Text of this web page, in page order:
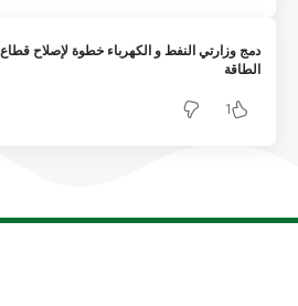
دمج وزارتي النفط و الكهرباء خطوة لإصلاح قطاع
الطاقة
1